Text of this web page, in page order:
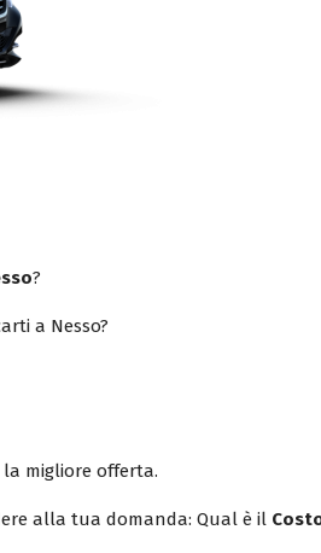
?
a Nesso?
migliore offerta.
alla tua domanda: Qual è il